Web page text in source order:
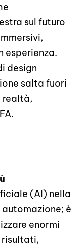
sul futuro
esperienza.
design
salta fuori
realtà,
(AI) nella
è
enormi
risultati,